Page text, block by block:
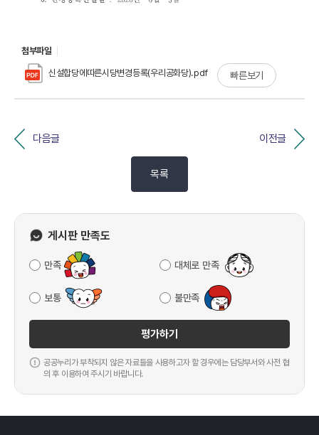
첨부파일
신설합당에따른시당변경등록(우리공화당).pdf 빠른보기
다음글 이전글
목록
게시판 만족도
만족 대체로 만족
보통 불만족
평가하기
공공누리가 부착되지 않은 자료들을 사용하고자 할 경우에는 담당부서와 사전 협
의 후 이용하여 주시기 바랍니다.